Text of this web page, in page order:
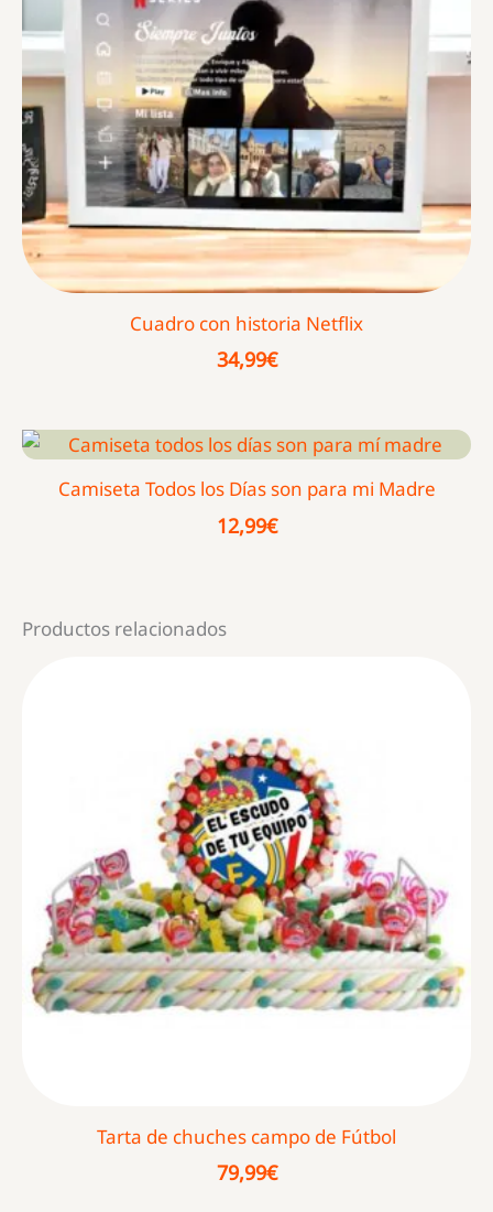
Cuadro con historia Netflix
34,99€
Camiseta Todos los Días son para mi Madre
12,99€
Productos relacionados
Tarta de chuches campo de Fútbol
79,99€